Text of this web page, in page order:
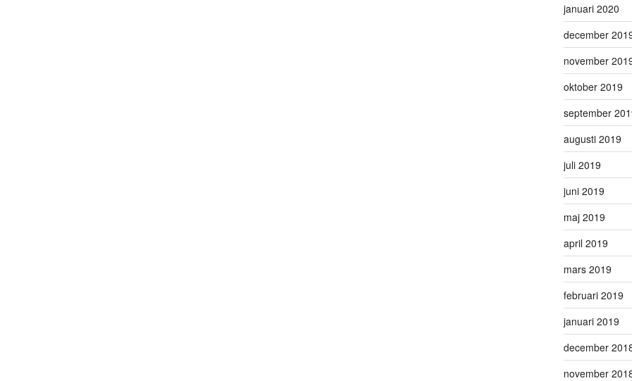
januari 2020
december
november
oktober 2019
september
augusti 2019
juli 2019
juni 2019
maj 2019
april 2019
mars 2019
februari 2019
januari 2019
december
november